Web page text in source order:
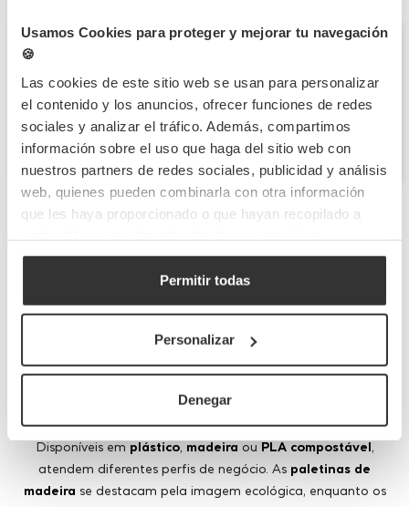
Usamos Cookies para proteger y mejorar tu navegación
🍪
Las cookies de este sitio web se usan para personalizar
el contenido y los anuncios, ofrecer funciones de redes
sociales y analizar el tráfico. Además, compartimos
información sobre el uso que haga del sitio web con
nuestros partners de redes sociales, publicidad y análisis
web, quienes pueden combinarla con otra información
que les haya proporcionado o que hayan recopilado a
Permitir todas
Personalizar
Denegar
categoria!
Envie-nos a sua pergunta
Mexedores e paletinas: praticidade e higiene
para bebidas quentes e frias no food service
Essenciais no consumo de bebidas
paletinas de café
outras bebidas. São ideais para bares, hotéis, padarias, serviços
de delivery e máquinas de vending.
Disponíveis em plástico, madeira ou PLA compostável,
atendem diferentes perfis de negócio. As paletinas de
madeira se destacam pela imagem ecológica, enquanto os